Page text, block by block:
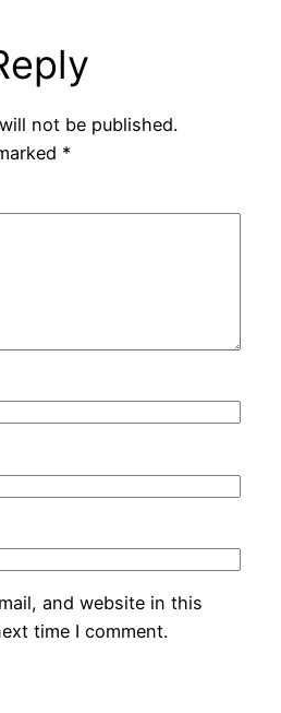
not be published.
*
and website in this
time I comment.